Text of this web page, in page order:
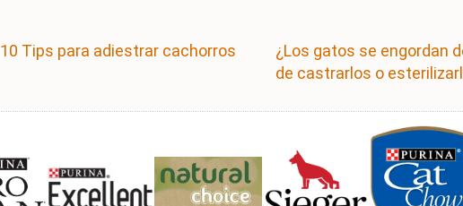
10 Tips para adiestrar cachorros
¿Los gatos se engordan
de castrarlos o